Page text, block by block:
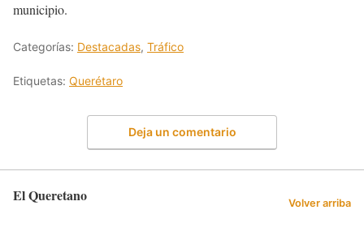
municipio.
Categorías: Destacadas, Tráfico
Etiquetas: Querétaro
Deja un comentario
El Queretano Volver arriba